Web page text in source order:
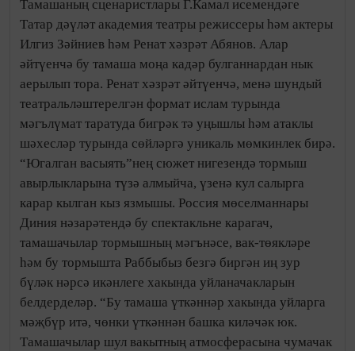
Тамашаның сценаристлары Г.Камал исемендәге
Татар дәүләт академия театры режиссеры һәм актеры
Илгиз Зәйниев һәм Ренат хәзрәт Абянов. Алар
әйтүенчә бу тамаша моңа кадәр булганнардан нык
аерылып тора. Ренат хәзрәт әйтүенчә, менә шундый
театральләштерелгән формат ислам турында
мәгълүмат таратуда бигрәк тә уңышлы һәм атаклы
шәхесләр турында сөйләргә уникаль мөмкинлек бирә.
“Югалган васыять”нең сюжет нигезендә тормыш
авырлыкларына түзә алмыйча, үзенә кул салырга
карар кылган кыз язмышы. Россия мөселманнары
Диния нәзарәтендә бу спектакльне карагач,
тамашачылар тормышның мәгънәсе, вак-төякләре
һәм бу тормышта Раббыбыз безгә биргән иң зур
бүләк нәрсә икәнлеге хакында уйланачакларын
белдерделәр. “Бу тамаша үткәннәр хакында уйларга
мәҗбүр итә, чөнки үткәннән башка киләчәк юк.
Тамашачылар шул вакытның атмосферасына чумачак